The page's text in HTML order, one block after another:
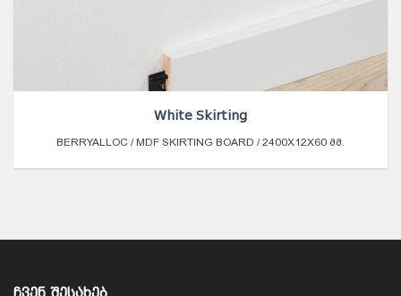
White Skirting
BERRYALLOC / MDF SKIRTING BOARD / 2400X12X60 ᲛᲛ.